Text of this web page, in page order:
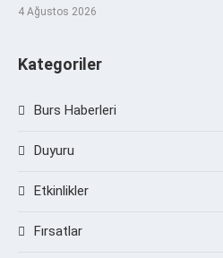
4 Ağustos 2026
Kategoriler
Burs Haberleri
Duyuru
Etkinlikler
Fırsatlar